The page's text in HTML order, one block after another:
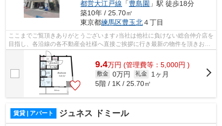
都営大江戸線 「豊島園 」駅 徒歩18分
築10年 / 25.70㎡
東京都練馬区豊玉北４丁目
ここまでご覧頂きありがとうございます♪当社は他社に負けない総合仲介店を
目指し、各沿線の各不動産会社様へ直接ご挨拶に行き最新の物件を頂きお客
様へ提供しております！最新の情報は...
9.4万円 (管理費等：5,000円 )
敷金 0万円 礼金
1ヶ月
5階 / 1K / 25.70㎡
賃貸 | アパート ジュネス ドミール